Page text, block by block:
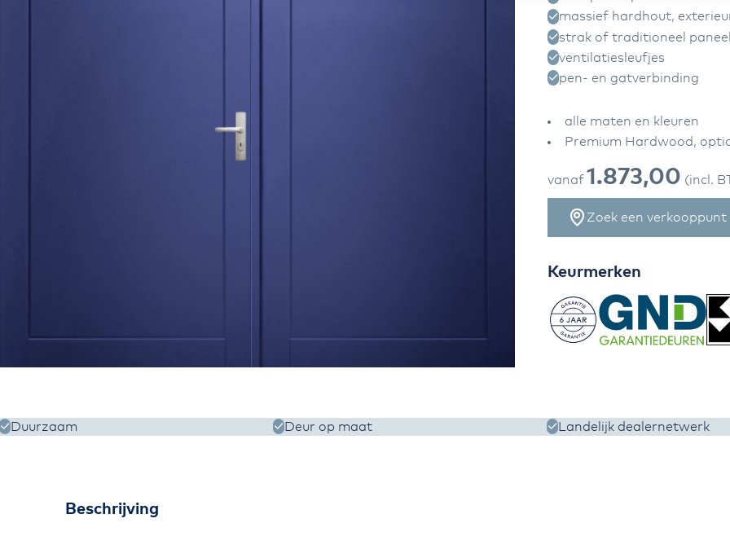
gallerij
massief hardhout,
strak of traditioneel paneel
ventilatiesleufjes
pen- en gatverbinding
alle maten en kleuren
Premium Hardwood,
vanaf1.873,00 (incl.
Zoek een verkooppunt
Keurmerken
Duurzaam Deur op maat Landelijk dealernetwerk
Beschrijving